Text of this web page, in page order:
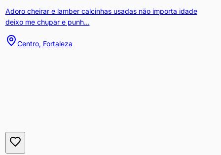
Adoro cheirar e lamber calcinhas usadas não importa idade
deixo me chupar e punh...
Centro, Fortaleza